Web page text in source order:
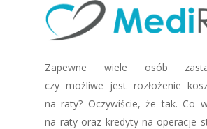
Zapewne wiele osób
czy możliwe jest rozłożenie
na raty? Oczywiście, że tak. Co
na raty oraz kredyty na operacje